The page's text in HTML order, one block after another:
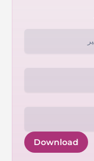
Download